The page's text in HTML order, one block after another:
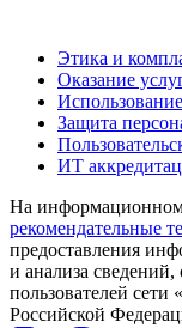
Этика и
Оказание
Защита
ИТ
На информационном
рекомендательные
предоставления
и анализа
пользователей
Российской